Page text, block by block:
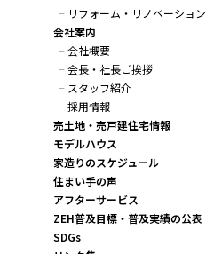
リフォーム・リノベーション
会社案内
会社概要
会長・社長ご挨拶
スタッフ紹介
採用情報
売土地・売戸建住宅情報
モデルハウス
家造りのスケジュール
住まい手の声
アフターサービス
ZEH普及目標・普及実績の公表
SDGs